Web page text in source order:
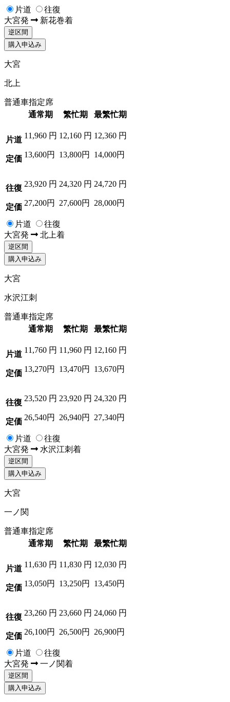
片道
往復
大宮発 新花巻着
逆区間
購入申込み
大宮
北上
普通車指定席
通常期
繁忙期 最繁忙期
片道
定価
11,960 円
13,600円
12,160 円
13,800円
12,360 円
14,000円
往復
定価
23,920 円
27,200円
24,320 円
27,600円
24,720 円
28,000円
片道
往復
大宮発 北上着
逆区間
購入申込み
大宮
水沢江刺
普通車指定席
通常期
繁忙期 最繁忙期
片道
定価
11,760 円
13,270円
11,960 円
13,470円
12,160 円
13,670円
往復
定価
23,520 円
26,540円
23,920 円
26,940円
24,320 円
27,340円
片道
往復
大宮発 水沢江刺着
逆区間
購入申込み
大宮
一ノ関
普通車指定席
通常期
繁忙期 最繁忙期
片道
定価
11,630 円
13,050円
11,830 円
13,250円
12,030 円
13,450円
往復
定価
23,260 円
26,100円
23,660 円
26,500円
24,060 円
26,900円
片道
往復
大宮発 一ノ関着
逆区間
購入申込み